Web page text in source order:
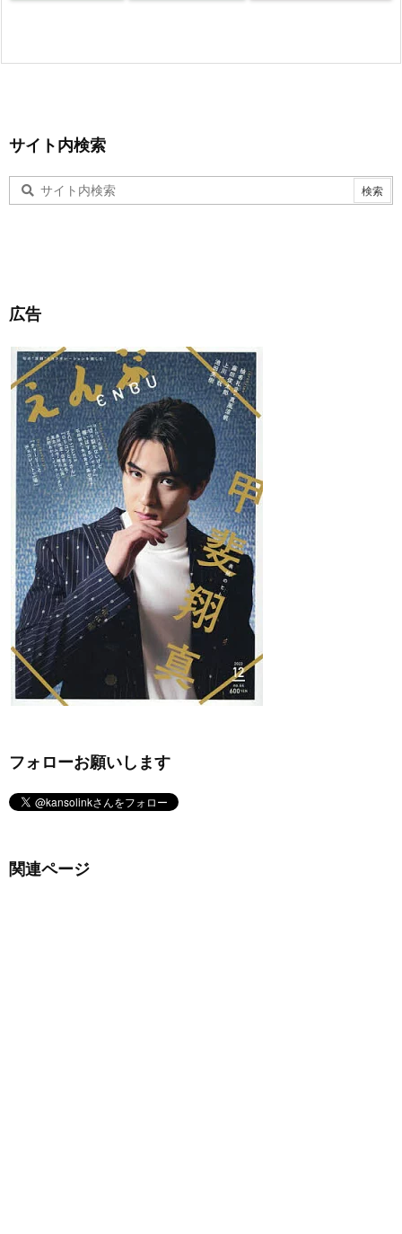
サイト内検索
広告
フォローお願いします
関連ページ